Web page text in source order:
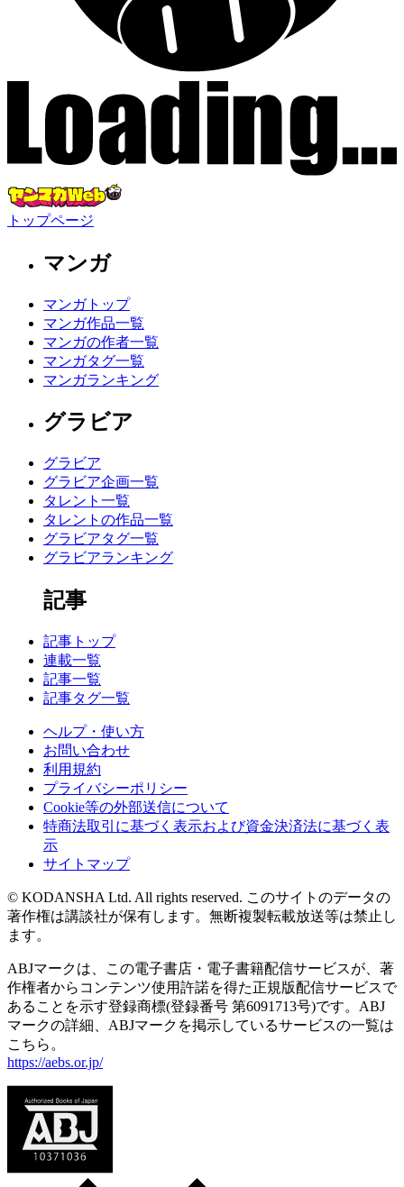
トップページ
マンガ
マンガトップ
マンガ作品一覧
マンガの作者一覧
マンガタグ一覧
マンガランキング
グラビア
グラビア
グラビア企画一覧
タレント一覧
タレントの作品一覧
グラビアタグ一覧
グラビアランキング
記事
記事トップ
連載一覧
記事一覧
記事タグ一覧
ヘルプ・使い方
お問い合わせ
利用規約
プライバシーポリシー
Cookie等の外部送信について
特商法取引に基づく表示および資金決済法に基づく表
示
サイトマップ
© KODANSHA Ltd. All rights reserved. このサイトのデータの
著作権は講談社が保有します。無断複製転載放送等は禁止し
ます。
ABJマークは、この電子書店・電子書籍配信サービスが、著
作権者からコンテンツ使用許諾を得た正規版配信サービスで
あることを示す登録商標(登録番号 第6091713号)です。ABJ
マークの詳細、ABJマークを掲示しているサービスの一覧は
こちら。
https://aebs.or.jp/